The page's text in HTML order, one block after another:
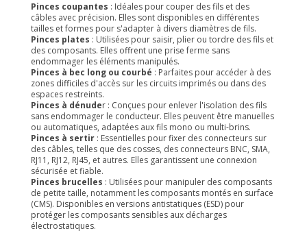
Pinces coupantes : Idéales pour couper des fils et des
câbles avec précision. Elles sont disponibles en différentes
tailles et formes pour s'adapter à divers diamètres de fils.
Pinces plates : Utilisées pour saisir, plier ou tordre des fils et
des composants. Elles offrent une prise ferme sans
endommager les éléments manipulés.
Pinces à bec long ou courbé : Parfaites pour accéder à des
zones difficiles d'accès sur les circuits imprimés ou dans des
espaces restreints.
Pinces à dénuder : Conçues pour enlever l'isolation des fils
sans endommager le conducteur. Elles peuvent être manuelles
ou automatiques, adaptées aux fils mono ou multi-brins.
Pinces à sertir : Essentielles pour fixer des connecteurs sur
des câbles, telles que des cosses, des connecteurs BNC, SMA,
RJ11, RJ12, RJ45, et autres. Elles garantissent une connexion
sécurisée et fiable.
Pinces brucelles : Utilisées pour manipuler des composants
de petite taille, notamment les composants montés en surface
(CMS). Disponibles en versions antistatiques (ESD) pour
protéger les composants sensibles aux décharges
électrostatiques.